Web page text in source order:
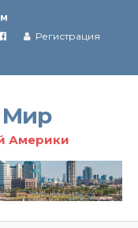
Регистрация
Мир
Америки